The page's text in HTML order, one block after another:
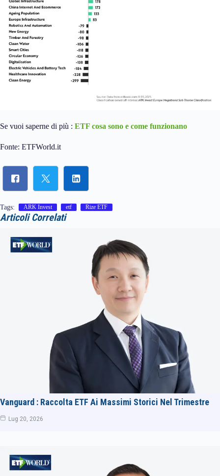
Se vuoi saperne di più : ETF cosa sono e come funzionano
Fonte: ETFWorld.it
Tags: ARK Invest etf Rize ETF
Articoli Correlati
Vanguard : Raccolta ETF Ai Massimi Storici Nel Trimestre
Lug 20, 2026